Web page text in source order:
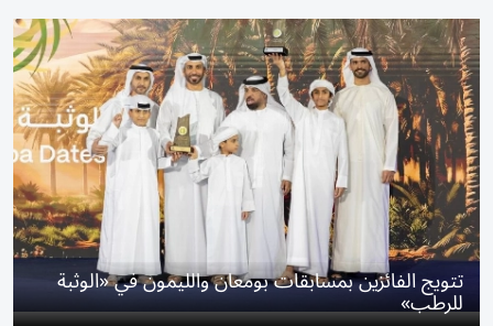
تتويج الفائزين بمسابقات بومعان والليمون في «الوثبة
للرطب»